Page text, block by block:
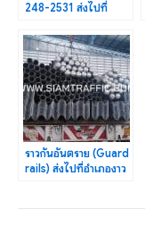
248-2531 ส่งไปที่
ลำปาง
ราวกันอันตราย (Guard
rails) ส่งไปที่อำเภองาว